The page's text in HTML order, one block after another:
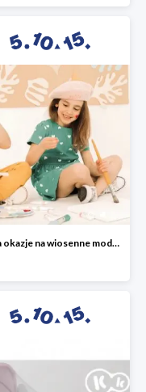
Mega okazje na wiosenne modele w 5.10.15 do -50%